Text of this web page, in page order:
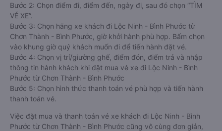
Bước 2: Chọn điểm đi, điểm đến, ngày đi, sau đó chọn “TÌM
VÉ XE”.
Bước 3: Chọn hãng xe khách đi Lộc Ninh - Bình Phước từ
Chơn Thành - Bình Phước, giờ khởi hành phù hợp. Bấm chọn
vào khung giờ quý khách muốn đi để tiến hành đặt vé.
Bước 4: Chọn vị trí/giường ghế, điểm đón, điểm trả và nhập
thông tin hành khách khi đặt mua vé xe đi Lộc Ninh - Bình
Phước từ Chơn Thành - Bình Phước
Bước 5: Chọn hình thức thanh toán vé phù hợp và tiến hành
thanh toán vé.
Việc đặt mua và thanh toán vé xe khách đi Lộc Ninh - Bình
Phước từ Chơn Thành - Bình Phước cũng vô cùng đơn giản,